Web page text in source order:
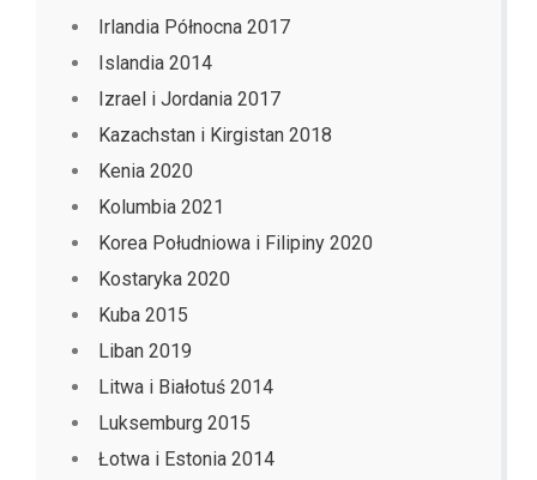
Irlandia Północna 2017
Islandia 2014
Izrael i Jordania 2017
Kazachstan i Kirgistan 2018
Kenia 2020
Kolumbia 2021
Korea Południowa i Filipiny 2020
Kostaryka 2020
Kuba 2015
Liban 2019
Litwa i Białotuś 2014
Luksemburg 2015
Łotwa i Estonia 2014